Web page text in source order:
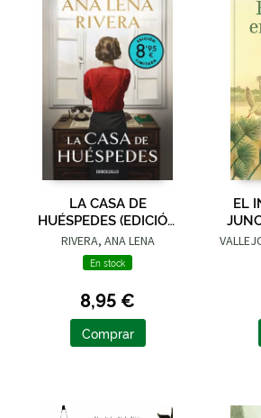
LA CASA DE
HUÉSPEDES (EDICIÓN
LIMITADA · VERANO)
RIVERA, ANA LENA
En stock
8,95 €
Comprar
EL